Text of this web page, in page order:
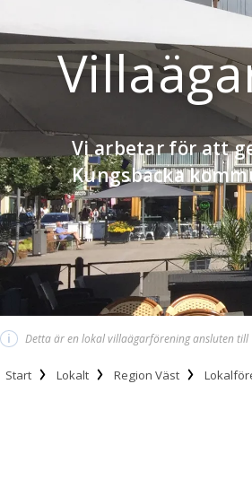
Vi arbetar för att
Kungsbacka
i Detta är en lokal villaägarförening ansluten
Start Lokalt Region Väst